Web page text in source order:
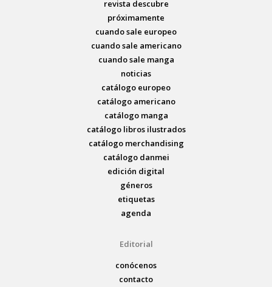
revista descubre
próximamente
cuando sale europeo
cuando sale americano
cuando sale manga
noticias
catálogo europeo
catálogo americano
catálogo manga
catálogo libros ilustrados
catálogo merchandising
catálogo danmei
edición digital
géneros
etiquetas
agenda
Editorial
conócenos
contacto